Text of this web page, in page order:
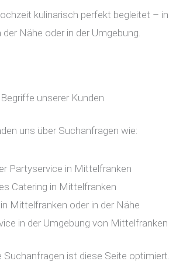
kulinarisch perfekt begleitet – in
Nähe oder in der Umgebung.
unserer Kunden
uns über Suchanfragen wie:
Partyservice in Mittelfranken
Catering in Mittelfranken
Mittelfranken oder in der Nähe
in der Umgebung von Mittelfranken
Suchanfragen ist diese Seite optimiert.